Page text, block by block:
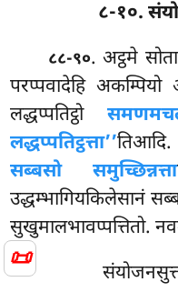
📜
८-१०.
८८-९०. अट्ठमे
परप्पवादेहि अकम्पियो
लद्धप्पतिट्ठो
लद्धप्पतिट्ठत्ता’’
सब्बसो समुच्छिन्नत्ता
उद्धम्भागियकिलेसानं
सुखुमालभावप्पत्तितो.